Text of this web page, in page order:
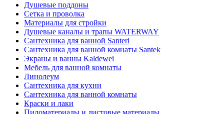
Душевые поддоны
Сетка и проволка
Материалы для стройки
Душевые каналы и трапы WATERWAY
Сантехника для ванной Santeri
Сантехника для ванной комнаты Santek
Экраны и ванны Kaldewei
Мебель для ванной комнаты
Линолеум
Сантехника для кухни
Сантехника для ванной комнаты
Краски и лаки